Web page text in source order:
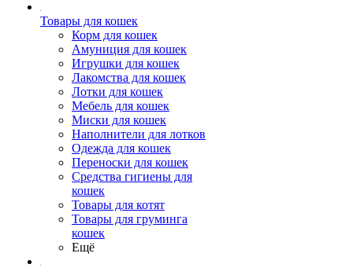
Товары для кошек
Корм для кошек
Амуниция для кошек
Игрушки для кошек
Лакомства для кошек
Лотки для кошек
Мебель для кошек
Миски для кошек
Наполнители для лотков
Одежда для кошек
Переноски для кошек
Средства гигиены для
кошек
Товары для котят
Товары для груминга
кошек
Ещё